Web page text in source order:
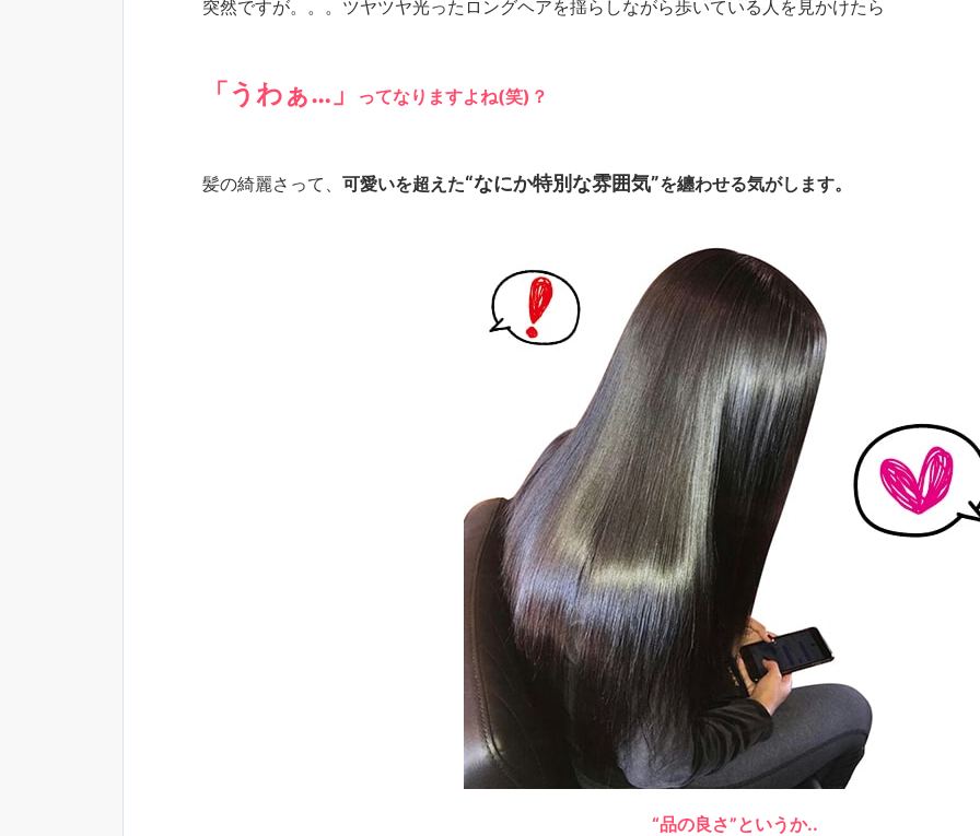
突然ですが。。。ツヤツヤ光ったロングヘアを揺らしながら歩いている人を見かけたら
「うわぁ…」 ってなりますよね(笑)？
髪の綺麗さって、 可愛いを超えた“なにか特別な雰囲気”を纏わせる気がします。
“品の良さ”というか..